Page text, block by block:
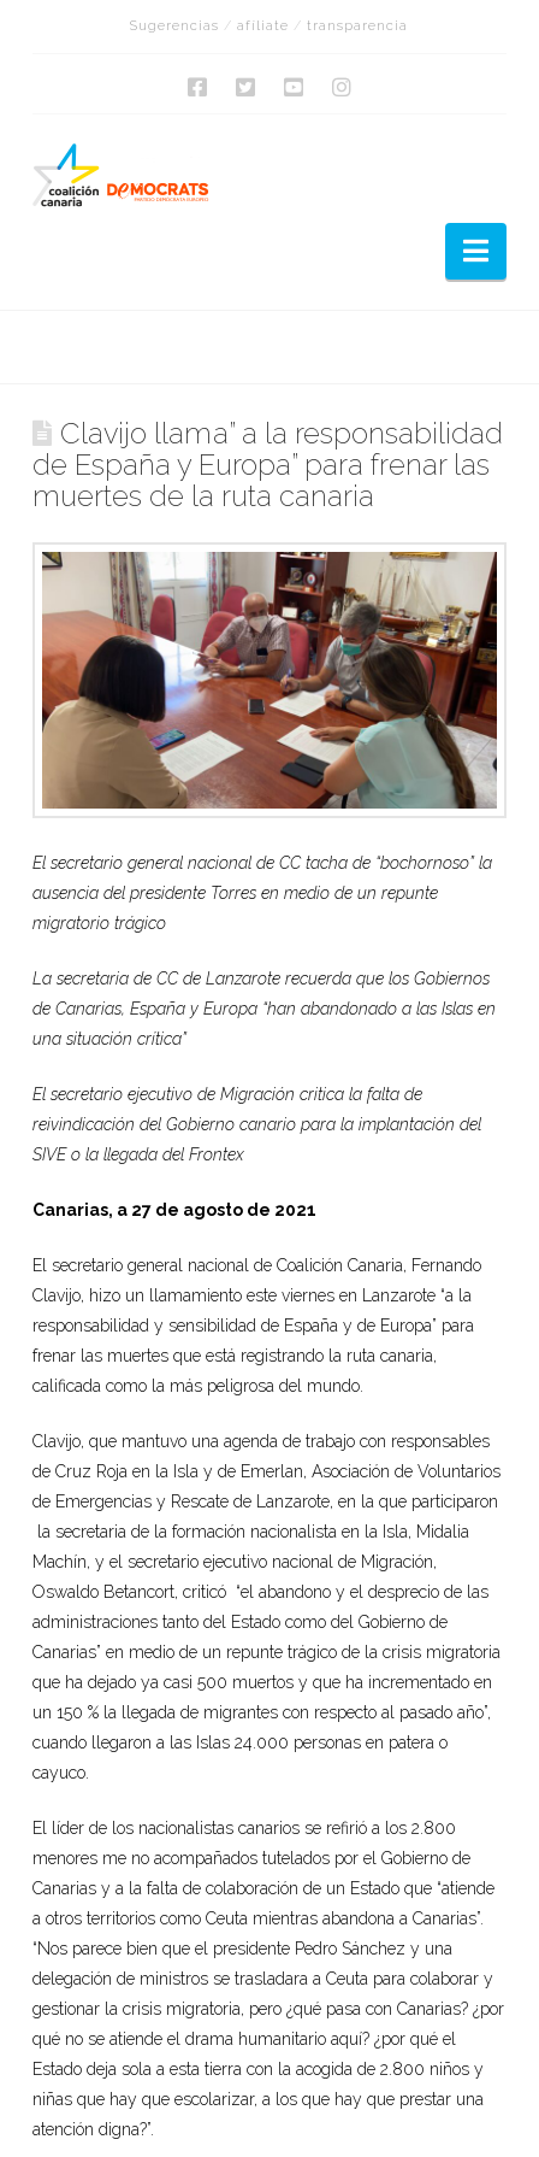
Sugerencias /afíliate /transparencia
Clavijo llama” a la responsabilidad
de España y Europa” para frenar las
muertes de la ruta canaria
El secretario general nacional de CC tacha de “bochornoso” la
ausencia del presidente Torres en medio de un repunte
migratorio trágico
La secretaria de CC de Lanzarote recuerda que los Gobiernos
de Canarias, España y Europa “han abandonado a las Islas en
una situación crítica”
El secretario ejecutivo de Migración critica la falta de
reivindicación del Gobierno canario para la implantación del
SIVE o la llegada del Frontex
Canarias, a 27 de agosto de 2021
El secretario general nacional de Coalición Canaria, Fernando
Clavijo, hizo un llamamiento este viernes en Lanzarote “a la
responsabilidad y sensibilidad de España y de Europa” para
frenar las muertes que está registrando la ruta canaria,
calificada como la más peligrosa del mundo.
Clavijo, que mantuvo una agenda de trabajo con responsables
de Cruz Roja en la Isla y de Emerlan, Asociación de Voluntarios
de Emergencias y Rescate de Lanzarote, en la que participaron
la secretaria de la formación nacionalista en la Isla, Midalia
Machín, y el secretario ejecutivo nacional de Migración,
Oswaldo Betancort, criticó “el abandono y el desprecio de las
administraciones tanto del Estado como del Gobierno de
Canarias” en medio de un repunte trágico de la crisis migratoria
que ha dejado ya casi 500 muertos y que ha incrementado en
un 150 % la llegada de migrantes con respecto al pasado año”,
cuando llegaron a las Islas 24.000 personas en patera o
cayuco.
El líder de los nacionalistas canarios se refirió a los 2.800
menores me no acompañados tutelados por el Gobierno de
Canarias y a la falta de colaboración de un Estado que “atiende
a otros territorios como Ceuta mientras abandona a Canarias”.
“Nos parece bien que el presidente Pedro Sánchez y una
delegación de ministros se trasladara a Ceuta para colaborar y
gestionar la crisis migratoria, pero ¿qué pasa con Canarias? ¿por
qué no se atiende el drama humanitario aquí? ¿por qué el
Estado deja sola a esta tierra con la acogida de 2.800 niños y
niñas que hay que escolarizar, a los que hay que prestar una
atención digna?”.